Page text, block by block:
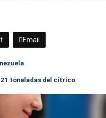
Email
toneladas del cítrico